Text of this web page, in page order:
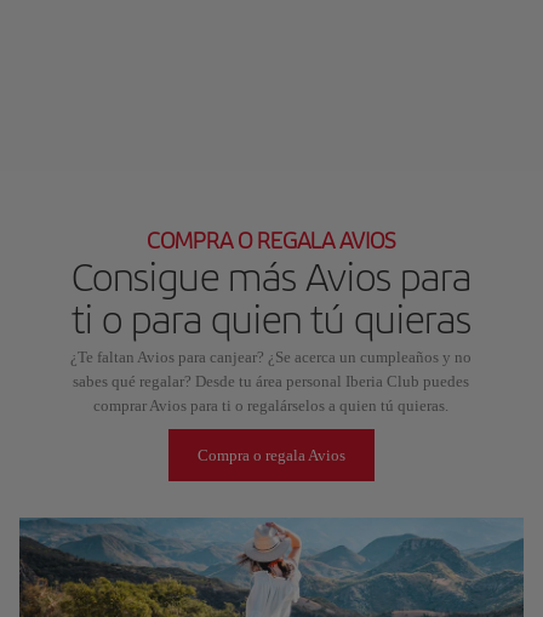
COMPRA O REGALA AVIOS
Consigue más Avios para
ti o para quien tú quieras
¿Te faltan Avios para canjear? ¿Se acerca un cumpleaños y no
sabes qué regalar? Desde tu área personal Iberia Club puedes
comprar Avios para ti o regalárselos a quien tú quieras.
Compra o regala Avios